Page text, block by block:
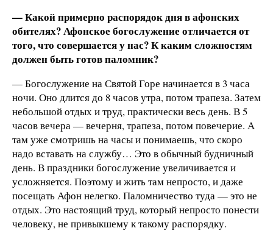
— Какой примерно распорядок дня в афонских
обителях? Афонское богослужение отличается от
того, что совершается у нас? К каким сложностям
должен быть готов паломник?
— Богослужение на Святой Горе начинается в 3 часа
ночи. Оно длится до 8 часов утра, потом трапеза. Затем
небольшой отдых и труд, практически весь день. В 5
часов вечера — вечерня, трапеза, потом повечерие. А
там уже смотришь на часы и понимаешь, что скоро
надо вставать на службу… Это в обычный будничный
день. В праздники богослужение увеличивается и
усложняется. Поэтому и жить там непросто, и даже
посещать Афон нелегко. Паломничество туда — это не
отдых. Это настоящий труд, который непросто понести
человеку, не привыкшему к такому распорядку.